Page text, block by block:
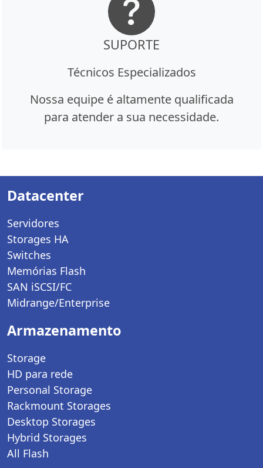
SUPORTE
Técnicos Especializados
Nossa equipe é altamente qualificada
para atender a sua necessidade.
Datacenter
Servidores
Storages HA
Switches
Memórias Flash
SAN iSCSI/FC
Midrange/Enterprise
Armazenamento
Storage
HD para rede
Personal Storage
Rackmount Storages
Desktop Storages
Hybrid Storages
All Flash